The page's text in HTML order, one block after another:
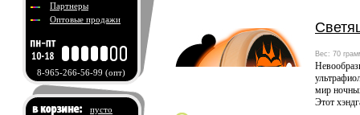
Партнеры
Оптовые продажи
пусто
8-965-266-56-99 (опт)
Вес: 70
мир
Этот